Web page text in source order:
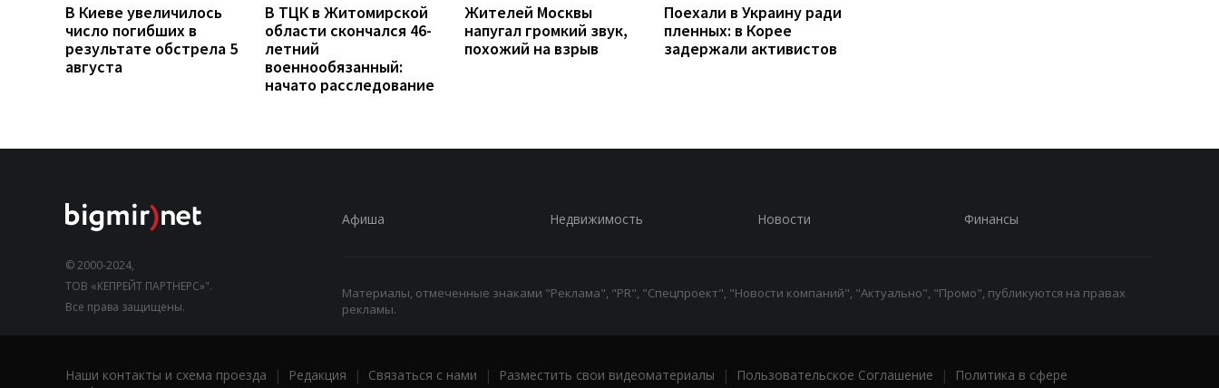
В Киеве увеличилось
число погибших в
результате обстрела 5
августа
В ТЦК в Житомирской
области скончался 46-
летний
военнообязанный:
начато расследование
Жителей Москвы
напугал громкий звук,
похожий на взрыв
Поехали в Украину ради
пленных: в Корее
задержали активистов
© 2000-2024,
ТОВ «КЕПРЕЙТ ПАРТНЕРС»".
Все права защищены.
Афиша Недвижимость Новости Финансы
Материалы, отмеченные знаками "Реклама", "PR", "Спецпроект", "Новости компаний", "Актуально", "Промо", публикуются на правах
рекламы.
Наши контакты и схема проезда | Редакция | Связаться с нами | Разместить свои видеоматериалы | Пользовательское Соглашение |
Политика в сфере